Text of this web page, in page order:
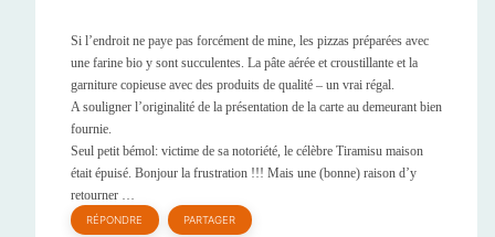
Si l’endroit ne paye pas forcément de mine, les pizzas préparées avec
une farine bio y sont succulentes. La pâte aérée et croustillante et la
garniture copieuse avec des produits de qualité – un vrai régal.
A souligner l’originalité de la présentation de la carte au demeurant bien
fournie.
Seul petit bémol: victime de sa notoriété, le célèbre Tiramisu maison
était épuisé. Bonjour la frustration !!! Mais une (bonne) raison d’y
retourner …
RÉPONDRE PARTAGER